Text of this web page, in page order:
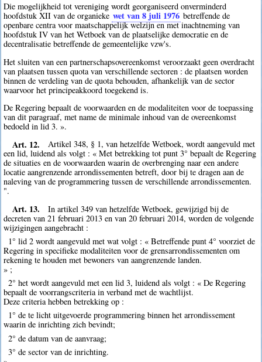
Die mogelijkheid tot vereniging wordt georganiseerd onverminderd
hoofdstuk XII van de organieke wet van 8 juli 1976 betreffende de
openbare centra voor maatschappelijk welzijn en met inachtneming van
hoofdstuk IV van het Wetboek van de plaatselijke democratie en de
decentralisatie betreffende de gemeentelijke vzw's.
Het sluiten van een partnerschapsovereenkomst veroorzaakt geen overdracht
van plaatsen tussen quota van verschillende sectoren : de plaatsen worden
binnen de verdeling van de quota behouden, afhankelijk van de sector
waarvoor het principeakkoord toegekend is.
De Regering bepaalt de voorwaarden en de modaliteiten voor de toepassing
van dit paragraaf, met name de minimale inhoud van de overeenkomst
bedoeld in lid 3. ».
Art. 12.
Artikel 348, § 1, van hetzelfde Wetboek, wordt aangevuld met
een lid, luidend als volgt : « Met betrekking tot punt 3° bepaalt de Regering
de situaties en de voorwaarden waarin de overbrenging naar een andere
locatie aangrenzende arrondissementen betreft, door bij te dragen aan de
naleving van de programmering tussen de verschillende arrondissementen.
".
Art. 13.
In artikel 349 van hetzelfde Wetboek, gewijzigd bij de
decreten van 21 februari 2013 en van 20 februari 2014, worden de volgende
wijzigingen aangebracht :
1° lid 2 wordt aangevuld met wat volgt : « Betreffende punt 4° voorziet de
Regering in specifieke modaliteiten voor de grensarrondissementen om
rekening te houden met bewoners van aangrenzende landen.
» ;
2° het wordt aangevuld met een lid 3, luidend als volgt : « De Regering
bepaalt de voorrangscriteria in verband met de wachtlijst.
Deze criteria hebben betrekking op :
1° de te licht uitgevoerde programmering binnen het arrondissement
waarin de inrichting zich bevindt;
2° de datum van de aanvraag;
3° de sector van de inrichting.